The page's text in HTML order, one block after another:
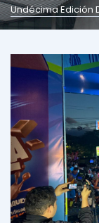
Undécima Edición